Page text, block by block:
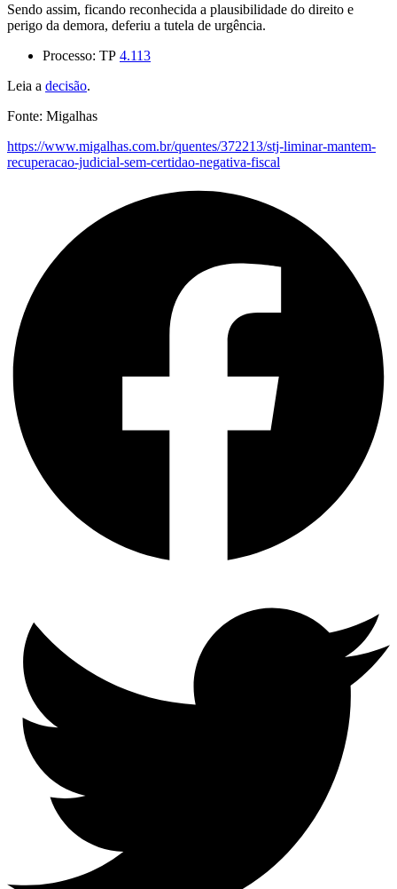
Sendo assim, ficando reconhecida a plausibilidade do direito e
perigo da demora, deferiu a tutela de urgência.
Processo: TP 4.113
Leia a decisão.
Fonte: Migalhas
https://www.migalhas.com.br/quentes/372213/stj-liminar-mantem-
recuperacao-judicial-sem-certidao-negativa-fiscal